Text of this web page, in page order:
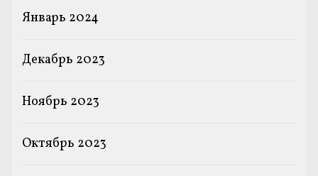
Январь 2024
Декабрь 2023
Ноябрь 2023
Октябрь 2023